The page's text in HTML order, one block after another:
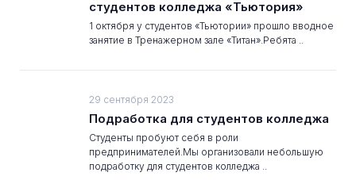
студентов колледжа «Тьютория»
1 октября у студентов «Тьютории» прошло вводное
занятие в Тренажерном зале «Титан».Ребята ..
29 сентября 2023
Подработка для студентов колледжа
Студенты пробуют себя в роли
предпринимателей.Мы организовали небольшую
подработку для студентов колледжа ..